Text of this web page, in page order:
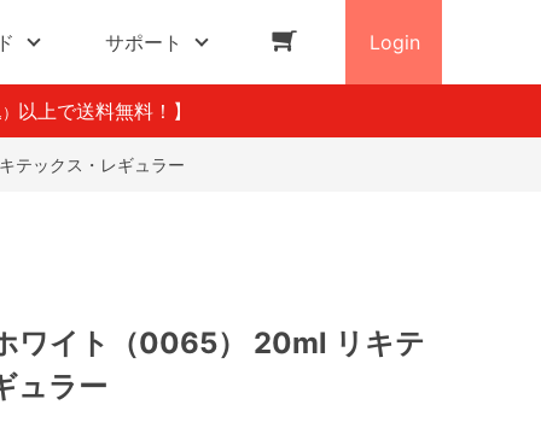
サポート Login
以上で送料無料！】
テックス・レギュラー
ワイト（0065） 20ml リキテ
ュラー